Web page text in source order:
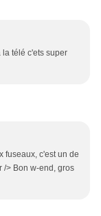
télé c'ets super
fuseaux, c'est un de
/> Bon w-end, gros